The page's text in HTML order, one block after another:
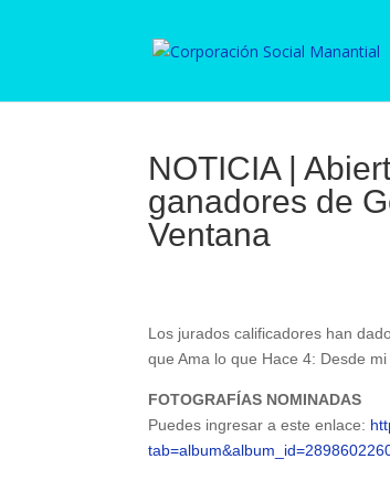
NOTICIA |
ganadores de
Ventana
Los jurados calificadores han
que Ama lo que Hace 4: Desde
FOTOGRAFÍAS NOMINADAS
Puedes ingresar a este enlace: